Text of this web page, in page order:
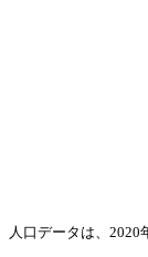
人口データは、2020